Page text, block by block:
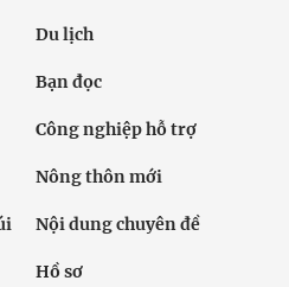
Du lịch
Bạn đọc
Công nghiệp hỗ trợ
Nông thôn mới
Nội dung chuyên đề
Hồ sơ